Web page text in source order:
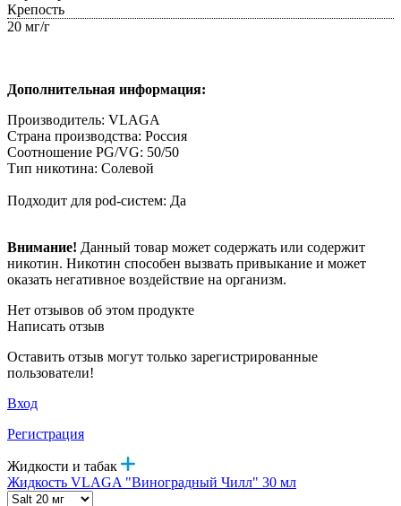
Крепость
20 мг/г
Дополнительная информация:
Производитель: VLAGA
Страна производства: Россия
Соотношение PG/VG: 50/50
Тип никотина: Солевой
Подходит для pod-систем: Да
Внимание! Данный товар может содержать или содержит
никотин. Никотин способен вызвать привыкание и может
оказать негативное воздействие на организм.
Нет отзывов об этом продукте
Написать отзыв
Оставить отзыв могут только зарегистрированные
пользователи!
Вход
Регистрация
Жидкости и табак
Жидкость VLAGA "Виноградный Чилл" 30 мл